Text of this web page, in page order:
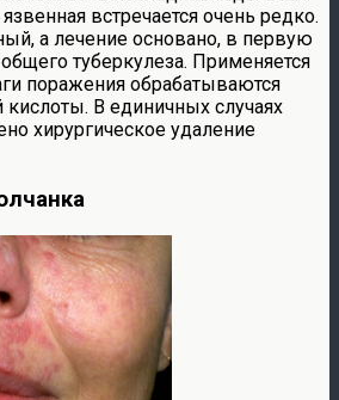
встречается очень редко.
а лечение основано, в первую
туберкулеза. Применяется
поражения обрабатываются
В единичных случаях
хирургическое удаление